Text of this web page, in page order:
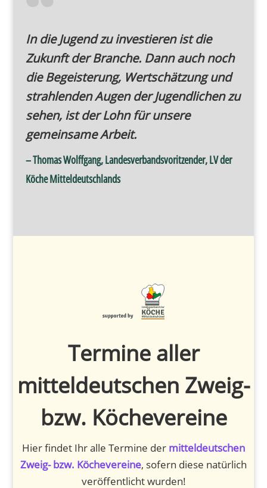
In die Jugend zu investieren ist die
Zukunft der Branche. Dann auch noch
die Begeisterung, Wertschätzung und
strahlenden Augen der Jugendlichen zu
sehen, ist der Lohn für unsere
gemeinsame Arbeit.
– Thomas Wolffgang, Landesverbandsvoritzender, LV der
Köche Mitteldeutschlands
Termine aller
mitteldeutschen Zweig-
bzw. Köchevereine
Hier findet Ihr alle Termine der mitteldeutschen
Zweig- bzw. Köchevereine, sofern diese natürlich
veröffentlicht wurden!